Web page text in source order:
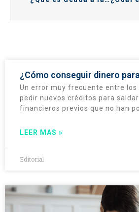
¿Cómo conseguir dinero
Un error muy frecuente entre los
pedir nuevos créditos para
financieros previos que no han
LEER MAS »
Editorial